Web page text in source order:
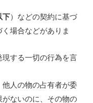
下）などの契約に基づ
場合などがありま
現する一切の行為を言
人の物の占有者が委
ないのに、その物の